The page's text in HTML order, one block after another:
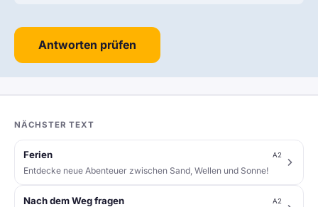
Antworten prüfen
NÄCHSTER TEXT
Ferien A2
Entdecke neue Abenteuer zwischen Sand, Wellen und Sonne!
Nach dem Weg fragen A2